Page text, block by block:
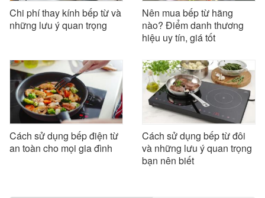
Chi phí thay kính bếp từ và
những lưu ý quan trọng
Nên mua bếp từ hãng
nào? Điểm danh thương
hiệu uy tín, giá tốt
Cách sử dụng bếp điện từ
an toàn cho mọi gia đình
Cách sử dụng bếp từ đôi
và những lưu ý quan trọng
bạn nên biết